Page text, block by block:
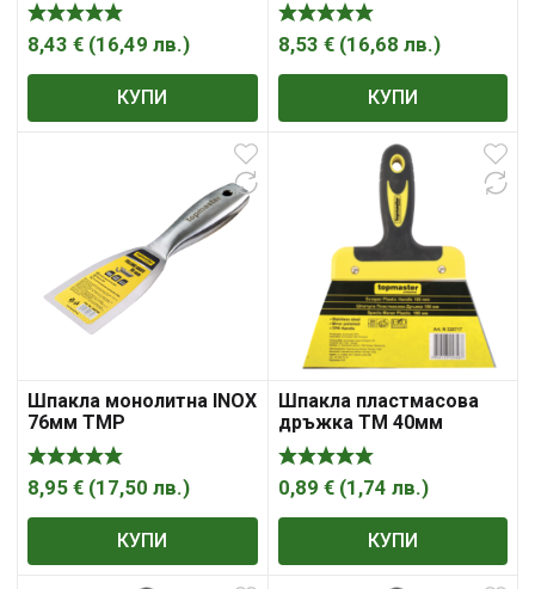
8,43 € (16,49 лв.)
КУПИ
8,53 € (16,68 лв.)
КУПИ
Шпакла монолитна INOX
76мм TMP
8,95 € (17,50 лв.)
КУПИ
Шпакла пластмасова
дръжка ТМ 40мм
0,89 € (1,74 лв.)
КУПИ